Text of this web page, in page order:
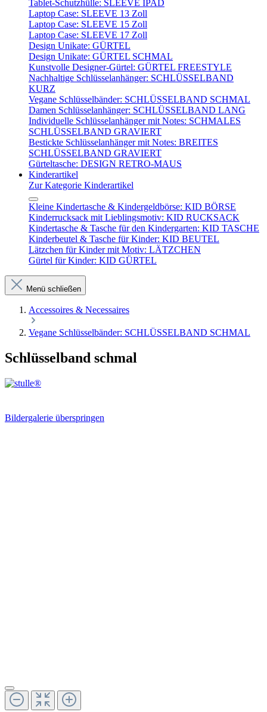
Tablet-Schutzhülle: SLEEVE IPAD
Laptop Case: SLEEVE 13 Zoll
Laptop Case: SLEEVE 15 Zoll
Laptop Case: SLEEVE 17 Zoll
Design Unikate: GÜRTEL
Design Unikate: GÜRTEL SCHMAL
Kunstvolle Designer-Gürtel: GÜRTEL FREESTYLE
Nachhaltige Schlüsselanhänger: SCHLÜSSELBAND
KURZ
Vegane Schlüsselbänder: SCHLÜSSELBAND SCHMAL
Damen Schlüsselanhänger: SCHLÜSSELBAND LANG
Individuelle Schlüsselanhänger mit Notes: SCHMALES
SCHLÜSSELBAND GRAVIERT
Bestickte Schlüsselanhänger mit Notes: BREITES
SCHLÜSSELBAND GRAVIERT
Gürteltasche: DESIGN RETRO-MAUS
Kinderartikel
Zur Kategorie Kinderartikel
Kleine Kindertasche & Kindergeldbörse: KID BÖRSE
Kinderrucksack mit Lieblingsmotiv: KID RUCKSACK
Kindertasche & Tasche für den Kindergarten: KID TASCHE
Kinderbeutel & Tasche für Kinder: KID BEUTEL
Lätzchen für Kinder mit Motiv: LÄTZCHEN
Gürtel für Kinder: KID GÜRTEL
Menü schließen
Accessoires & Necessaires
Vegane Schlüsselbänder: SCHLÜSSELBAND SCHMAL
Schlüsselband schmal
Bildergalerie überspringen